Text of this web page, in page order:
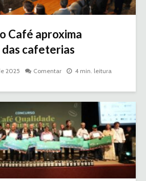
Café aproxima
cafeterias
2025 Comentar 4 min. leitura